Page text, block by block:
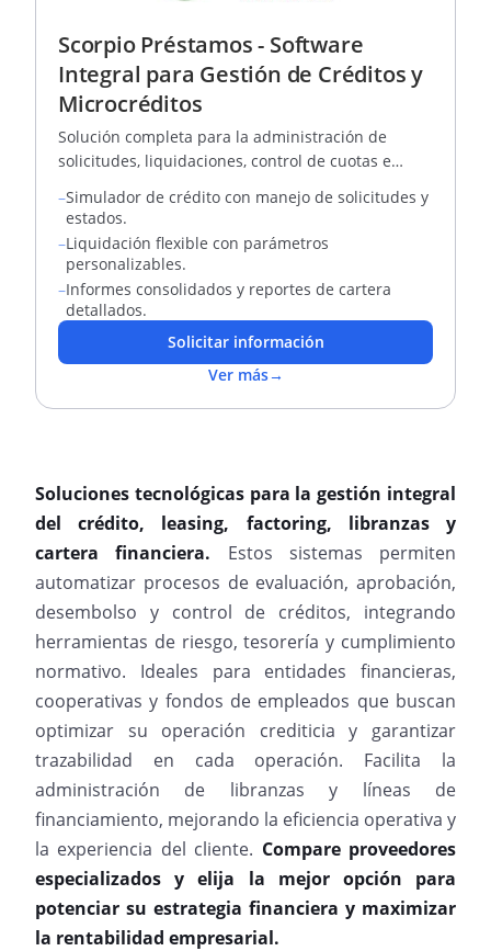
Scorpio Préstamos - Software
Integral para Gestión de Créditos y
Microcréditos
Solución completa para la administración de
solicitudes, liquidaciones, control de cuotas e
empresariales.
–Simulador de crédito con manejo de solicitudes y
estados.
–Liquidación flexible con parámetros
personalizables.
–Informes consolidados y reportes de cartera
detallados.
Solicitar información
Ver más→
Soluciones tecnológicas para la gestión integral
del crédito, leasing, factoring, libranzas y
cartera financiera. Estos sistemas permiten
automatizar procesos de evaluación, aprobación,
desembolso y control de créditos, integrando
herramientas de riesgo, tesorería y cumplimiento
normativo. Ideales para entidades financieras,
cooperativas y fondos de empleados que buscan
optimizar su operación crediticia y garantizar
trazabilidad en cada operación. Facilita la
administración de libranzas y líneas de
financiamiento, mejorando la eficiencia operativa y
la experiencia del cliente. Compare proveedores
especializados y elija la mejor opción para
potenciar su estrategia financiera y maximizar
la rentabilidad empresarial.